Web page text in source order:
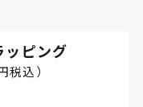
ッピング